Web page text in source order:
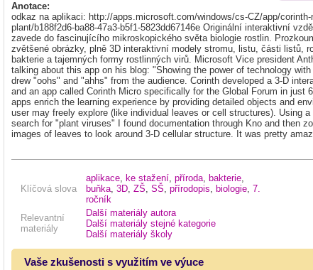
Anotace:
odkaz na aplikaci: http://apps.microsoft.com/windows/cs-CZ/app/corinth-
plant/b188f2d6-ba88-47a3-b5f1-5823dd67146e Originální interaktivní
zavede do fascinujícího mikroskopického světa biologie rostlin.
zvětšené obrázky, plně 3D interaktivní modely stromu, listu, části listů,
bakterie a tajemných formy rostlinných virů. Microsoft Vice president
talking about this app on his blog: "Showing the power of technology
drew "oohs" and "ahhs" from the audience. Corinth developed a 3-D
and an app called Corinth Micro specifically for the Global Forum in just
apps enrich the learning experience by providing detailed objects and
user may freely explore (like individual leaves or cell structures). Using
search for "plant viruses" I found documentation through Kno and then
images of leaves to look around 3-D cellular structure. It was pretty
Klíčová slova
aplikace ke stažení příroda bakterie
buňka 3D ZŠ SŠ přírodopis biologie 7.
ročník
Relevantní
materiály
Další materiály autora
Další materiály stejné kategorie
Další materiály školy
Vaše zkušenosti s využitím ve výuce